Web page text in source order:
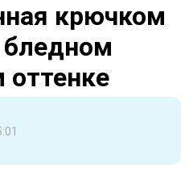
крючком
оттенке